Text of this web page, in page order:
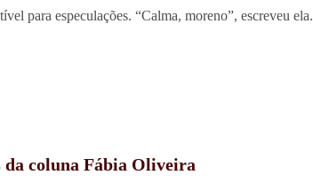
para especulações. “Calma, moreno”, escreveu ela.
da coluna Fábia Oliveira